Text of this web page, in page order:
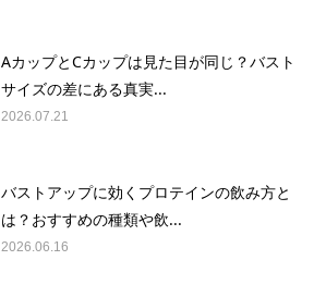
AカップとCカップは見た目が同じ？バスト
サイズの差にある真実...
2026.07.21
バストアップに効くプロテインの飲み方と
は？おすすめの種類や飲...
2026.06.16